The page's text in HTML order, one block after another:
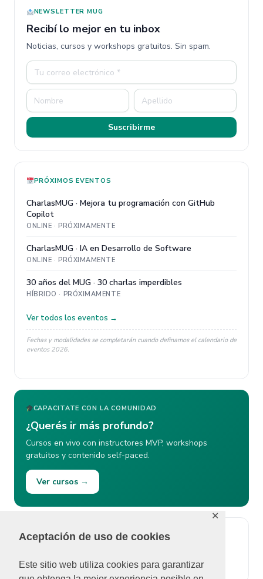
Aceptación de uso de cookies
Este sitio web utiliza cookies para garantizar
✕
NEWSLETTER MUG
Recibí lo mejor en tu inbox
Noticias, cursos y workshops gratuitos. Sin spam.
Suscribirme
PRÓXIMOS EVENTOS
CharlasMUG · Mejora tu programación con GitHub
Copilot
ONLINE · PRÓXIMAMENTE
CharlasMUG · IA en Desarrollo de Software
ONLINE · PRÓXIMAMENTE
30 años del MUG · 30 charlas imperdibles
HÍBRIDO · PRÓXIMAMENTE
Ver todos los eventos →
Fechas y modalidades se completarán cuando definamos el calendario de
eventos 2026.
CAPACITATE CON LA COMUNIDAD
¿Querés ir más profundo?
Cursos en vivo con instructores MVP, workshops
gratuitos y contenido self-paced.
Ver cursos →
ÚLTIMOS COMENTARIOS